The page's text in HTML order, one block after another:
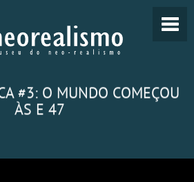
#3: O MUNDO COMEÇOU
ÀS E 47